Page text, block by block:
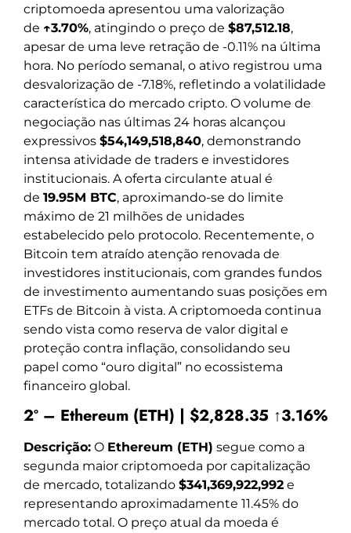
criptomoeda apresentou uma valorização
de ↑3.70%, atingindo o preço de $87,512.18,
apesar de uma leve retração de -0.11% na última
hora. No período semanal, o ativo registrou uma
desvalorização de -7.18%, refletindo a volatilidade
característica do mercado cripto. O volume de
negociação nas últimas 24 horas alcançou
expressivos $54,149,518,840, demonstrando
intensa atividade de traders e investidores
institucionais. A oferta circulante atual é
de 19.95M BTC, aproximando-se do limite
máximo de 21 milhões de unidades
estabelecido pelo protocolo. Recentemente, o
Bitcoin tem atraído atenção renovada de
investidores institucionais, com grandes fundos
de investimento aumentando suas posições em
ETFs de Bitcoin à vista. A criptomoeda continua
sendo vista como reserva de valor digital e
proteção contra inflação, consolidando seu
papel como “ouro digital” no ecossistema
financeiro global.
2º – Ethereum (ETH) | $2,828.35 ↑3.16%
Descrição: O Ethereum (ETH) segue como a
segunda maior criptomoeda por capitalização
de mercado, totalizando $341,369,922,992 e
representando aproximadamente 11.45% do
mercado total. O preço atual da moeda é